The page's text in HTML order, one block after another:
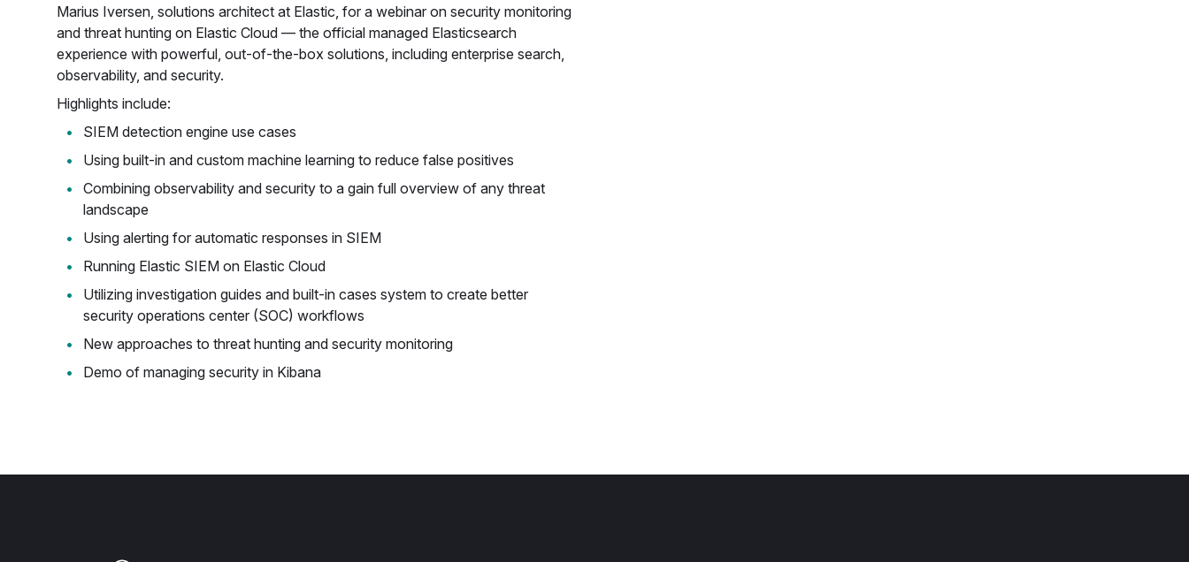
Marius Iversen, solutions architect at Elastic, for a webinar on security monitoring
and threat hunting on Elastic Cloud — the official managed Elasticsearch
experience with powerful, out-of-the-box solutions, including enterprise search,
observability, and security.
Highlights include:
SIEM detection engine use cases
Using built-in and custom machine learning to reduce false positives
Combining observability and security to a gain full overview of any threat
landscape
Using alerting for automatic responses in SIEM
Running Elastic SIEM on Elastic Cloud
Utilizing investigation guides and built-in cases system to create better
security operations center (SOC) workflows
New approaches to threat hunting and security monitoring
Demo of managing security in Kibana